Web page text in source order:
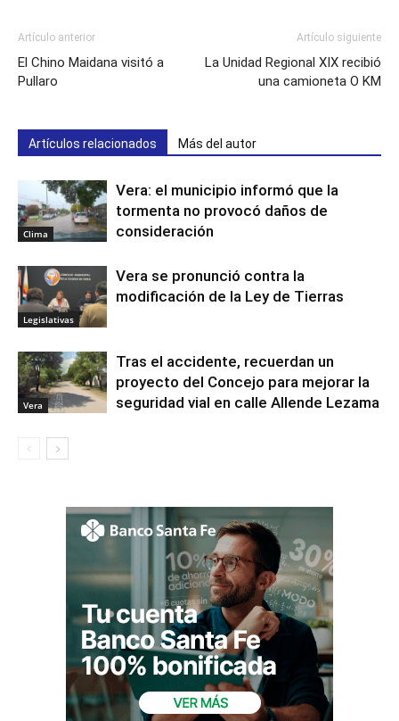
Artículo anterior
El Chino Maidana visitó a
Pullaro
Artículo siguiente
La Unidad Regional XIX recibió
una camioneta O KM
Artículos relacionados Más del autor
Clima
Vera: el municipio informó que la
tormenta no provocó daños de
consideración
Legislativas
Vera se pronunció contra la
modificación de la Ley de Tierras
Vera
Tras el accidente, recuerdan un
proyecto del Concejo para mejorar la
seguridad vial en calle Allende Lezama